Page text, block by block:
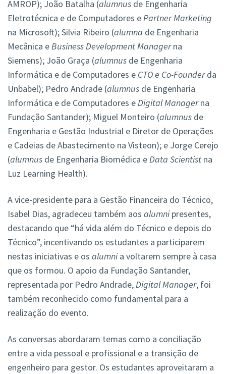
AMROP); João Batalha (alumnus de Engenharia
Eletrotécnica e de Computadores ePartner Marketing
na Microsoft); Silvia Ribeiro (alumna de Engenharia
Mecânica eBusiness Development Managerna
Siemens); João Graça (alumnus de Engenharia
Informática e de Computadores e CTO e Co-Founderda
Unbabel); Pedro Andrade (alumnus de Engenharia
Informática e de Computadores eDigital Managerna
Fundação Santander); Miguel Monteiro (alumnus de
Engenharia e Gestão Industrial e Diretor de Operações
e Cadeias de Abastecimento na Visteon); e Jorge Cerejo
(alumnus de Engenharia Biomédica eData Scientist na
Luz Learning Health).
A vice-presidente para a Gestão Financeira do Técnico,
Isabel Dias, agradeceu também aos alumnipresentes,
destacando que “há vida além do Técnico e depois do
Técnico”, incentivando os estudantes a participarem
nestas iniciativas e os alumnia voltarem sempre à casa
que os formou. O apoio da Fundação Santander,
representada por Pedro Andrade,Digital Manager, foi
também reconhecido como fundamental para a
realização do evento.
As conversas abordaram temas como a conciliação
entre a vida pessoal e profissional e a transição de
engenheiro para gestor. Os estudantes aproveitaram a